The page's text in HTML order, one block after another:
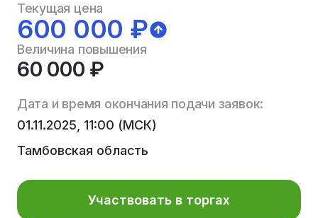
Текущая цена
600 000 ₽
Величина повышения
60 000 ₽
Дата и время окончания подачи заявок:
01.11.2025, 11:00 (МСК)
Тамбовская область
Участвовать в торгах